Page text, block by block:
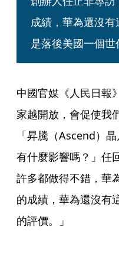
成績，華為還沒
是落後美國一個世
中國官媒《人民日報
家越開放，會促使我
「昇騰（Ascend）
有什麼影響嗎？」任
許多都做得不錯，華
的成績，華為還沒有
的評價。」